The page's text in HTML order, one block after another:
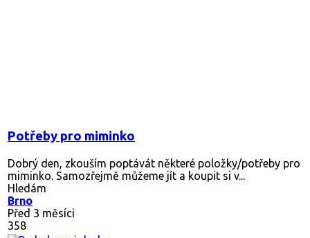
Potřeby pro miminko
Dobrý den, zkouším poptávát některé položky/potřeby pro
miminko. Samozřejmě můžeme jít a koupit si v...
Hledám
Brno
Před 3 měsíci
358